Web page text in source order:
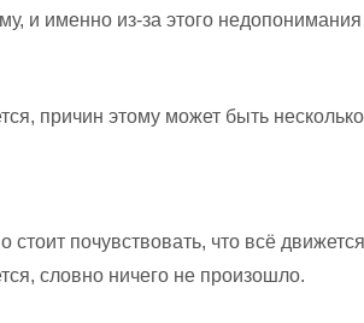
и именно из-за этого
причин этому может быть
почувствовать, что всё
словно ничего не произошло.